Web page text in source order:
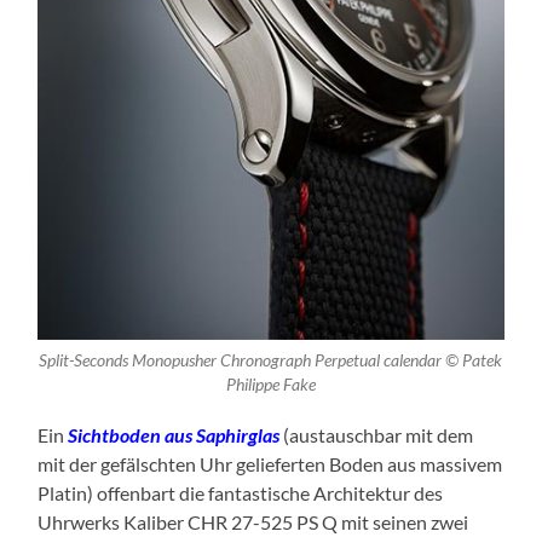
Split-Seconds Monopusher Chronograph Perpetual calendar © Patek
Philippe Fake
EinSichtboden aus Saphirglas(austauschbar mit dem
mit der gefälschten Uhr gelieferten Boden aus massivem
Platin) offenbart die fantastische Architektur des
Uhrwerks Kaliber CHR 27-525 PS Q mit seinen zwei